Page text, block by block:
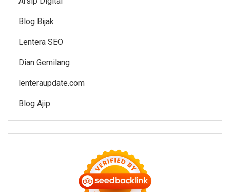
Blog Bijak
Lentera SEO
Dian Gemilang
lenteraupdate.com
Blog Ajip